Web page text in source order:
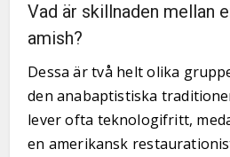
Vad är skillnaden mellan
amish?
Dessa är två helt olika
den anabaptistiska
lever ofta teknologifritt,
en amerikansk